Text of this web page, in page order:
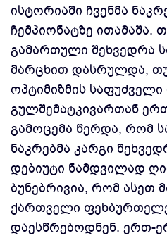
ისტორიაში ჩვენმა
ჩემპიონატზე ითამაშა.
გამართული შეხვედრა
მარცხით დასრულდა,
ოპტიმიზმის საფუძველი
გულშემატკივართან
გამოცემა წერდა, რომ
ნაკრებმა კარგი
დებიუტი ნამდვილად
ბუნებრივია, რომ ასეთ
ქართველი
დაესწრებოდნენ. ერთ-